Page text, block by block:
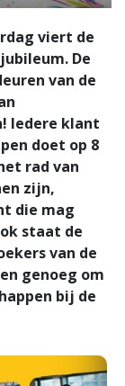
viert de
De
van de
Iedere klant
doet op 8
rad van
zijn,
die mag
staat de
van de
genoeg om
bij de